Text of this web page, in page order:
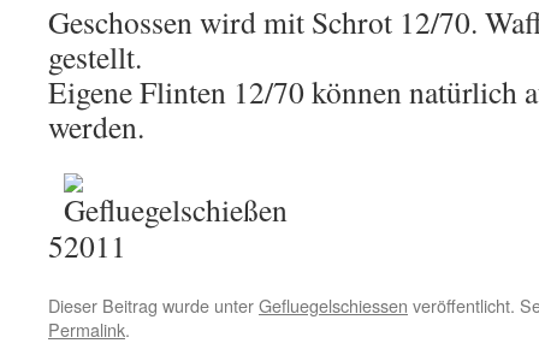
Geschossen wird mit Schrot 12/70.
gestellt.
Eigene Flinten 12/70 können natürlich
werden.
5
Dieser Beitrag wurde unterGefluegelschiessen veröffentlicht.
Permalink.